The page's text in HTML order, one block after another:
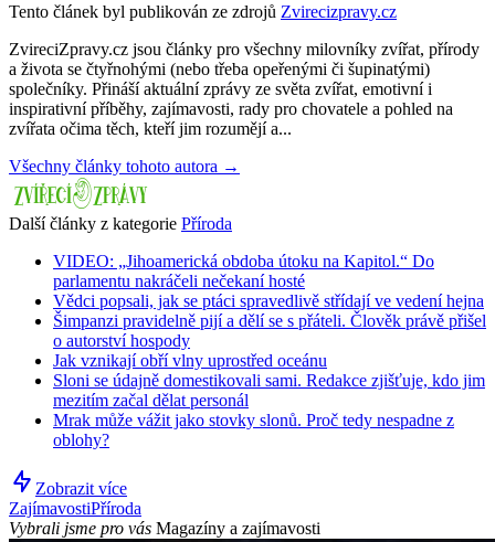
Tento článek byl publikován ze zdrojů Zvirecizpravy.cz
ZvireciZpravy.cz jsou články pro všechny milovníky zvířat, přírody
a života se čtyřnohými (nebo třeba opeřenými či šupinatými)
společníky. Přináší aktuální zprávy ze světa zvířat, emotivní i
inspirativní příběhy, zajímavosti, rady pro chovatele a pohled na
zvířata očima těch, kteří jim rozumějí a...
Všechny články tohoto autora →
Další články z kategorie Příroda
VIDEO: „Jihoamerická obdoba útoku na Kapitol.“ Do
parlamentu nakráčeli nečekaní hosté
Vědci popsali, jak se ptáci spravedlivě střídají ve vedení hejna
Šimpanzi pravidelně pijí a dělí se s přáteli. Člověk právě přišel
o autorství hospody
Jak vznikají obří vlny uprostřed oceánu
Sloni se údajně domestikovali sami. Redakce zjišťuje, kdo jim
mezitím začal dělat personál
Mrak může vážit jako stovky slonů. Proč tedy nespadne z
oblohy?
Zobrazit více
ZajímavostiPříroda
Vybrali jsme pro vás Magazíny a zajímavosti